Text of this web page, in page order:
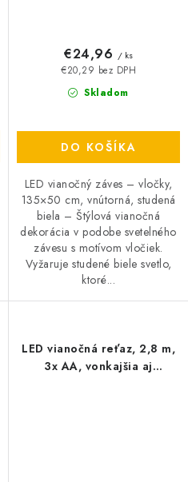
Skladom
€20,29 bez DPH
€24,96 / ks
DO KOŠÍKA
LED vianočný záves – vločky,
135×50 cm, vnútorná, studená
biela – Štýlová vianočná
dekorácia v podobe svetelného
závesu s motívom vločiek.
Vyžaruje studené biele svetlo,
ktoré...
LED vianočná reťaz, 2,8 m,
3x AA, vonkajšia aj